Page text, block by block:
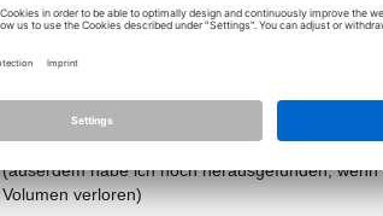
Danke für den Vorschlag
leider ist das nicht die Lösung, das Häkchen habe
ich habe ein Beispiel ifc angehängt,
die mittlere box ist von
die untere box ist "NormalBox" aber aufgelöst
(auserdem habe ich noch herausgefunden,
Volumen verloren)